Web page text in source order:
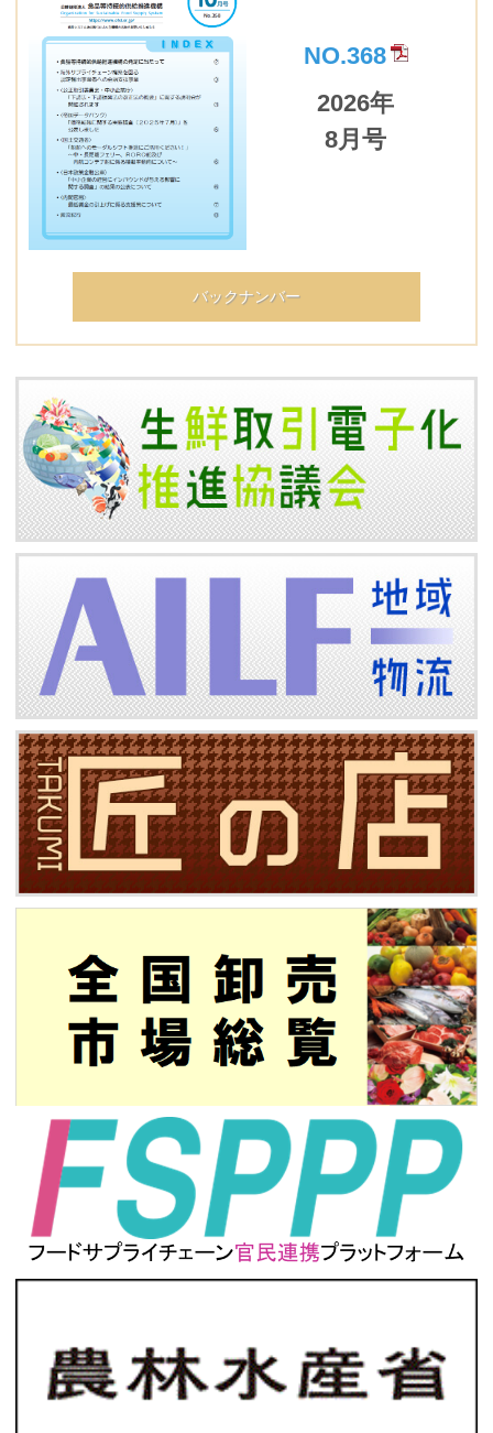
NO.368
2026年
8月号
バックナンバー